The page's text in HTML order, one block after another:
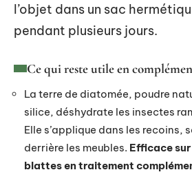
l’objet dans un sac
pendant plusieurs jours.
Ce qui reste utile en
La terre de diatomée, poudre
silice, déshydrate les insectes
Elle s’applique dans les recoins,
derrière les meubles. Efficace
blattes en traitement